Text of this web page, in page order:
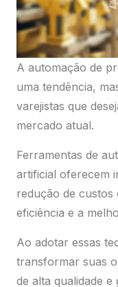
A automação de
uma tendência,
varejistas que
mercado atual.
Ferramentas de
artificial oferecem
redução de custos
eficiência e a
Ao adotar essas
transformar suas
de alta qualidade